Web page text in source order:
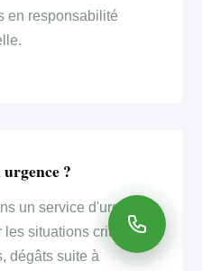
en responsabilité
?
un service d'urgence
les situations critiques
dégâts suite à